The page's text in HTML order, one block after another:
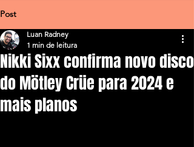
Post
Nikki Sixx confirma novo disco
do Mötley Crüe para 2024 e
mais planos
Luan Radney
1 min de leitura